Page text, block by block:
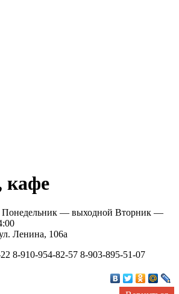
кафе
Понедельник — выходной Вторник —
Ленина, 106а
8-910-954-82-57 8-903-895-51-07